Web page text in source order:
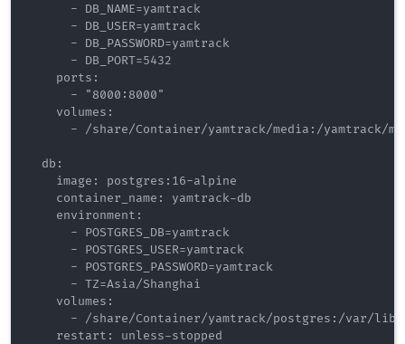
      - DB_NAME=yamtrack
      - DB_USER=yamtrack
      - DB_PASSWORD=yamtrack
      - DB_PORT=5432
    ports:
      - "8000:8000"
    volumes:
- /share/Container/yamtrack/media:/yamtrack/media
  db:
    image: postgres:16-alpine
    container_name: yamtrack-db
    environment:
      - POSTGRES_DB=yamtrack
      - POSTGRES_USER=yamtrack
      - POSTGRES_PASSWORD=yamtrack
      - TZ=Asia/Shanghai
    volumes:
- /share/Container/yamtrack/postgres:/var/
    restart: unless-stopped